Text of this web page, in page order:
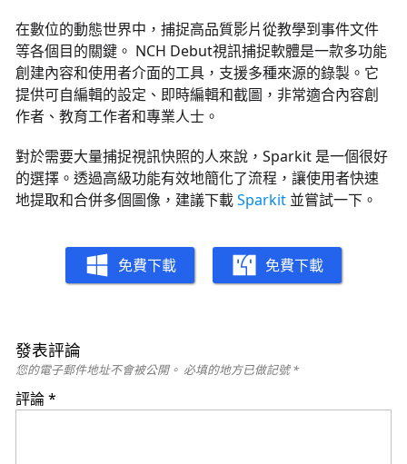
在數位的動態世界中，捕捉高品質影片從教學到事件文件
等各個目的關鍵。 NCH Debut視訊捕捉軟體是一款多功能
創建內容和使用者介面的工具，支援多種來源的錄製。它
提供可自編輯的設定、即時編輯和截圖，非常適合內容創
作者、教育工作者和專業人士。
對於需要大量捕捉視訊快照的人來說，Sparkit 是一個很好
的選擇。透過高級功能有效地簡化了流程，讓使用者快速
地提取和合併多個圖像，建議下載Sparkit 並嘗試一下。
免費下載 免費下載
發表評論
您的電子郵件地址不會被公開。 必填的地方已做記號*
評論*